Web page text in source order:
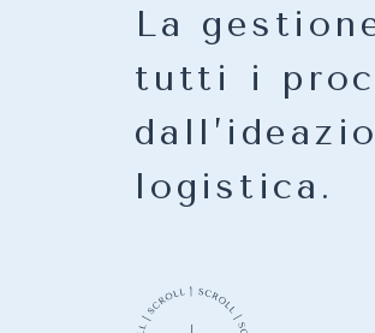
La
tutti i
logistica.